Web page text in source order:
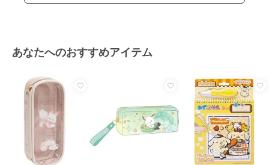
あなたへのおすすめアイテム